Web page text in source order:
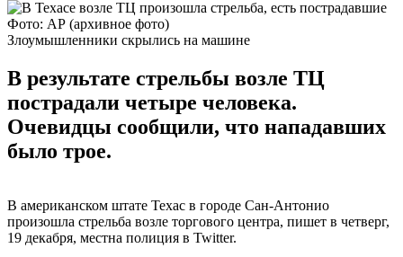
Фото: АР (архивное фото)
Злоумышленники скрылись на машине
В результате стрельбы возле ТЦ
пострадали четыре человека.
Очевидцы сообщили, что нападавших
было трое.
В американском штате Техас в городе Сан-Антонио
произошла стрельба возле торгового центра, пишет в четверг,
19 декабря, местна полиция в Twitter.